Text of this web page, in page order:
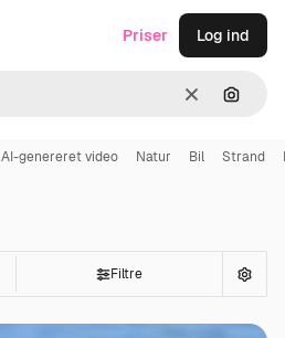
Klar Søg
Priser Log ind
AI-genereret video Natur Bil Strand
Filtre